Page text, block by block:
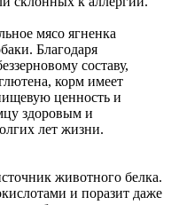
мясо ягненка
Благодаря
составу,
корм имеет
ценность и
здоровым и
лет жизни.
животного белка.
и поразит даже